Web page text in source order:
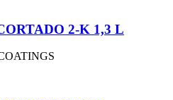
2-K 1,3 L